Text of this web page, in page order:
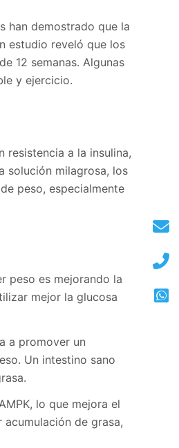
han demostrado que la
estudio reveló que los
12 semanas. Algunas
y ejercicio.
resistencia a la insulina,
solución milagrosa, los
peso, especialmente
peso es mejorando la
mejor la glucosa
a promover un
Un intestino sano
lo que mejora el
de grasa,